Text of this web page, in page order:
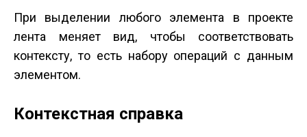
При выделении любого элемента в проекте
лента меняет вид, чтобы соответствовать
контексту, то есть набору операций с данным
элементом.
Контекстная справка